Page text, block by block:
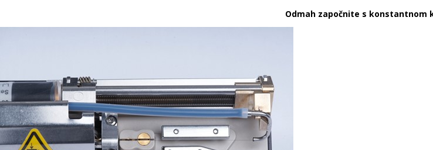
Odmah započnite s konstantnom